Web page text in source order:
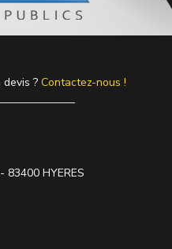
devis ? Contactez-nous !
83400 HYERES